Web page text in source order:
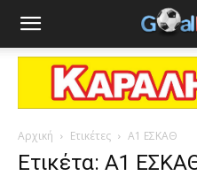
Αρχική Ετικέτες Α1 ΕΣΚΑΘ
Ετικέτα: Α1